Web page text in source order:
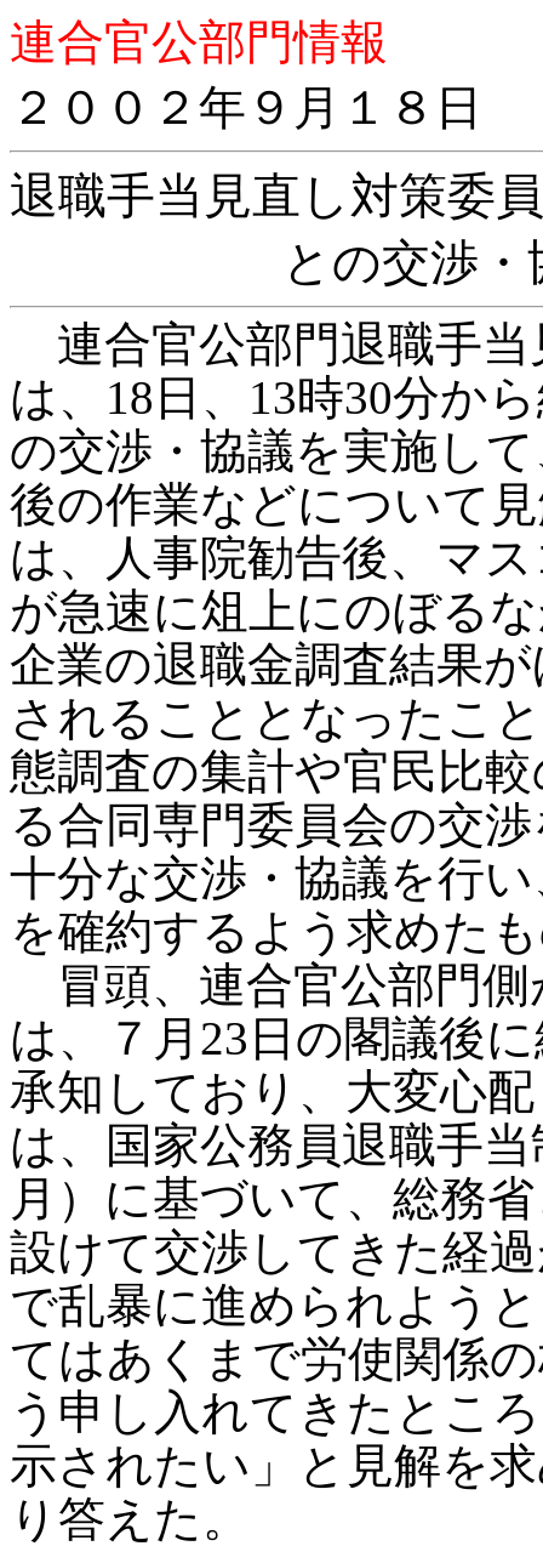
連合官公部門情報
２００２年９月１８日
退職手当見直し対策委
との交渉
連合官公部門退職手当
は、18日、13時30分か
の交渉・協議を実施し
後の作業などについて
は、人事院勧告後、マ
が急速に俎上にのぼる
企業の退職金調査結果
されることとなったこ
態調査の集計や官民比
る合同専門委員会の交
十分な交渉・協議を行
を確約するよう求めた
冒頭、連合官公部門側
は、７月23日の閣議後
承知しており、大変心
は、国家公務員退職手
月）に基づいて、総務
設けて交渉してきた経
で乱暴に進められよう
てはあくまで労使関係
う申し入れてきたとこ
示されたい」と見解を
り答えた。